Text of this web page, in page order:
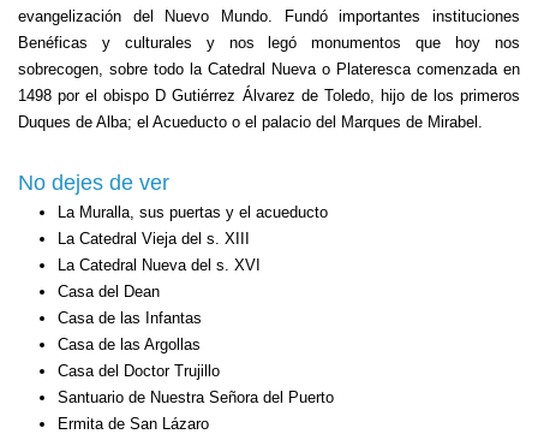
evangelización del Nuevo Mundo. Fundó importantes instituciones
Benéficas y culturales y nos legó monumentos que hoy nos
sobrecogen, sobre todo la Catedral Nueva o Plateresca comenzada en
1498 por el obispo D Gutiérrez Álvarez de Toledo, hijo de los primeros
Duques de Alba; el Acueducto o el palacio del Marques de Mirabel.
No dejes de ver
La Muralla, sus puertas y el acueducto
La Catedral Vieja del s. XIII
La Catedral Nueva del s. XVI
Casa del Dean
Casa de las Infantas
Casa de las Argollas
Casa del Doctor Trujillo
Santuario de Nuestra Señora del Puerto
Ermita de San Lázaro